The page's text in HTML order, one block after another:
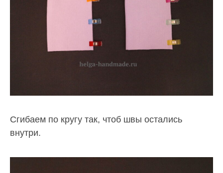
Сгибаем по кругу так, чтоб швы остались
внутри.